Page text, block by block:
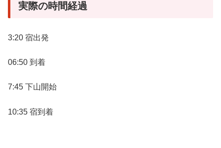
実際の時間経過
3:20 宿出発
06:50 到着
7:45 下山開始
10:35 宿到着